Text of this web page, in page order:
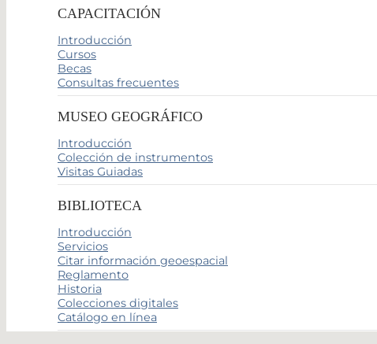
CAPACITACIÓN
Introducción
Cursos
Becas
Consultas frecuentes
MUSEO GEOGRÁFICO
Introducción
Colección de instrumentos
Visitas Guiadas
BIBLIOTECA
Introducción
Servicios
Citar información geoespacial
Reglamento
Historia
Colecciones digitales
Catálogo en línea